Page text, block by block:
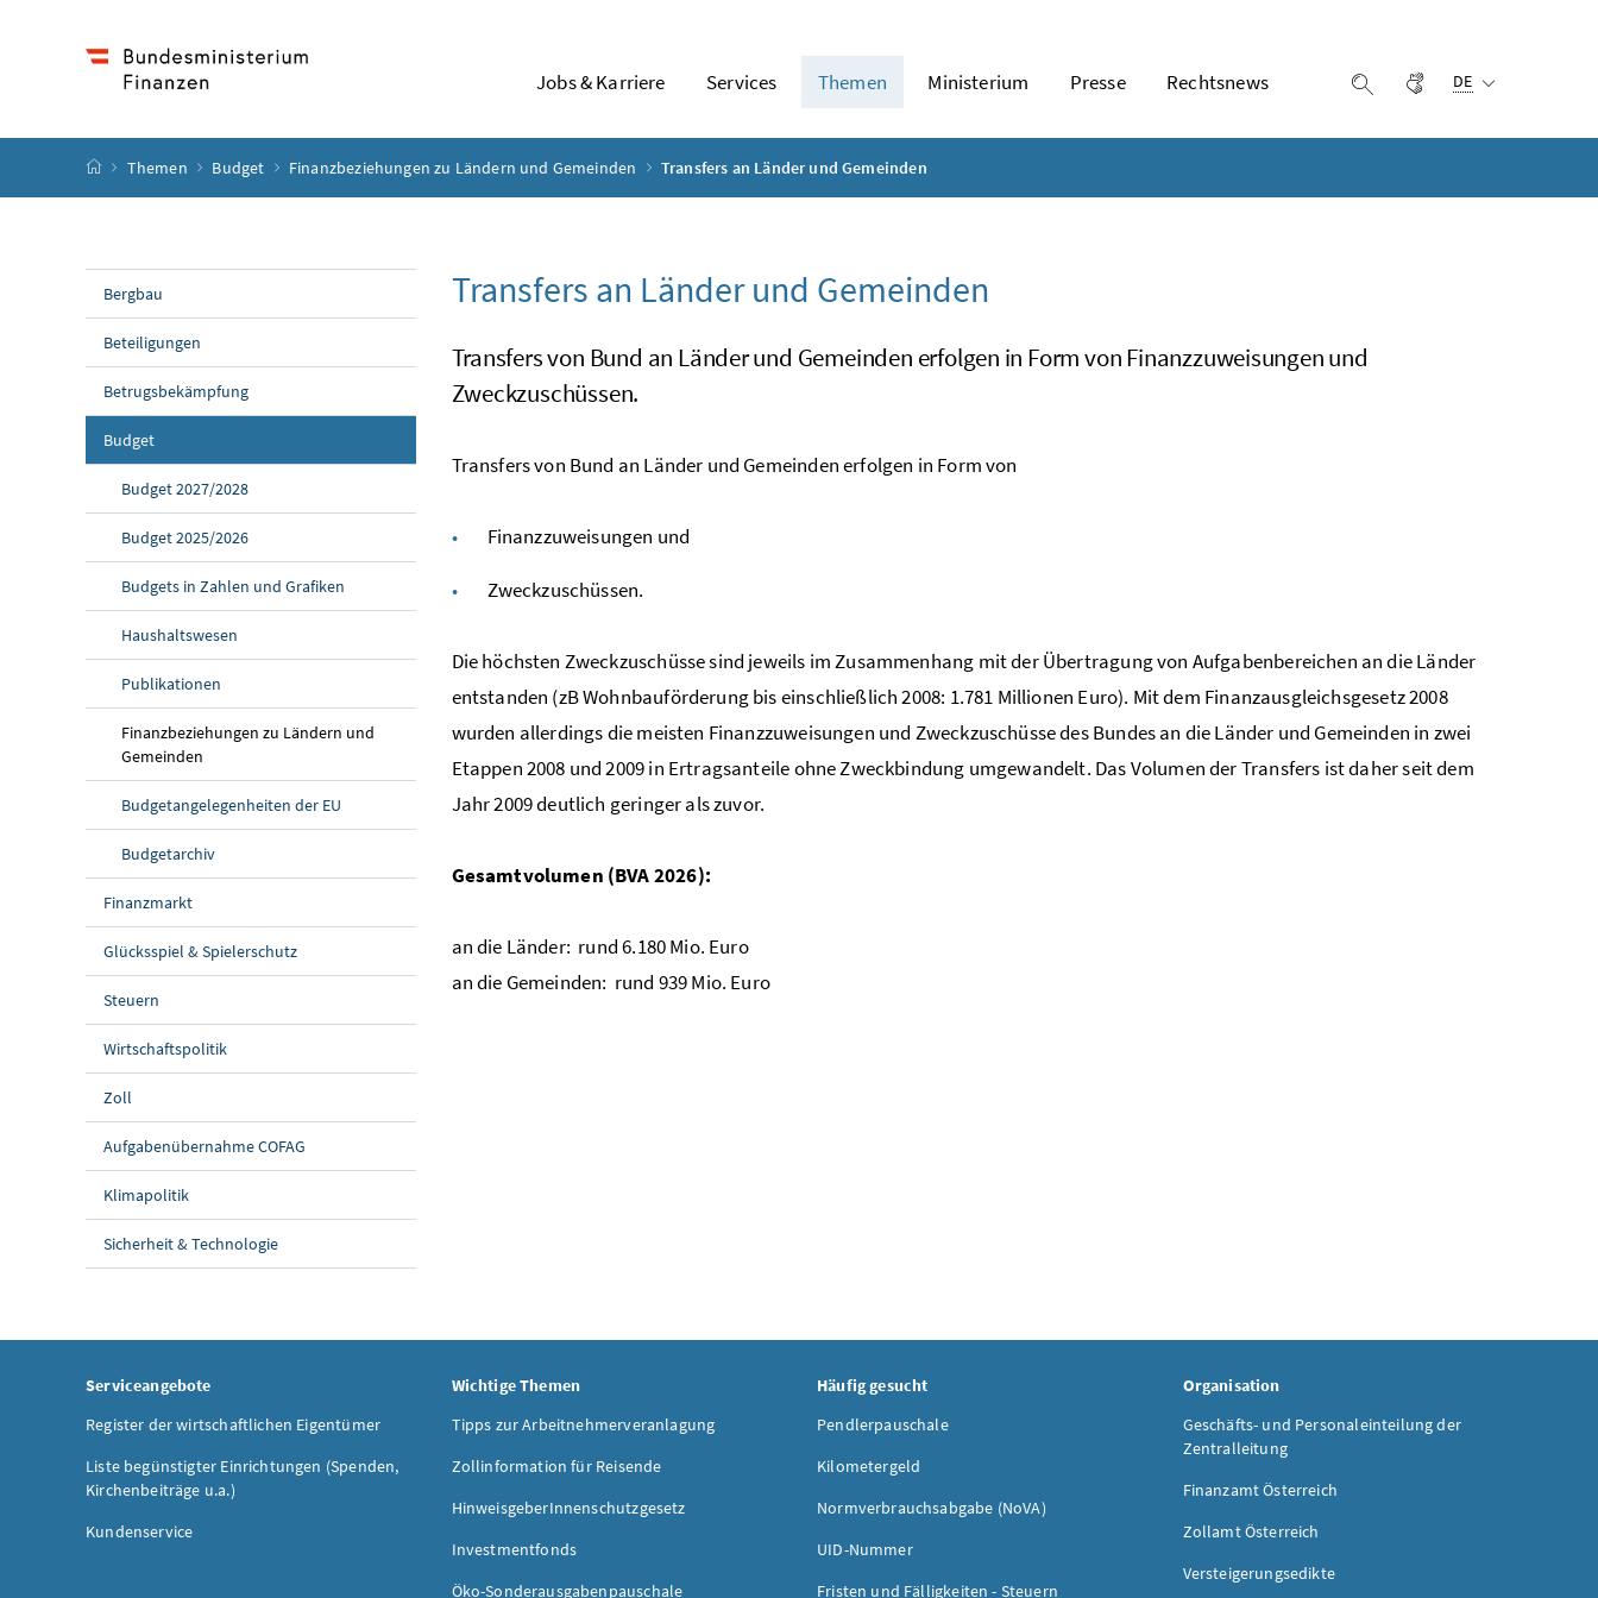
Jobs & Karriere Services Themen Ministerium Presse Rechtsnews Suche einblenden
Gebärdensprache
DE
Startseite
Themen Budget Finanzbeziehungen zu Ländern und Gemeinden Transfers an Länder und Gemeinden
Bergbau
Beteiligungen
Betrugsbekämpfung
Budget
Budget 2027/2028
Budget 2025/2026
Budgets in Zahlen und Grafiken
Haushaltswesen
Publikationen
Finanzbeziehungen zu Ländern und
Gemeinden
Budgetangelegenheiten der EU
Budgetarchiv
Finanzmarkt
Glücksspiel & Spielerschutz
Steuern
Wirtschaftspolitik
Zoll
Aufgabenübernahme COFAG
Klimapolitik
Sicherheit & Technologie
Transfers an Länder und Gemeinden
Transfers von Bund an Länder und Gemeinden erfolgen in Form von Finanzzuweisungen und
Zweckzuschüssen.
Transfers von Bund an Länder und Gemeinden erfolgen in Form von
Finanzzuweisungen und
Zweckzuschüssen.
Die höchsten Zweckzuschüsse sind jeweils im Zusammenhang mit der Übertragung von Aufgabenbereichen an die Länder
entstanden (zB Wohnbauförderung bis einschließlich 2008: 1.781 Millionen Euro). Mit dem Finanzausgleichsgesetz 2008
wurden allerdings die meisten Finanzzuweisungen und Zweckzuschüsse des Bundes an die Länder und Gemeinden in zwei
Etappen 2008 und 2009 in Ertragsanteile ohne Zweckbindung umgewandelt. Das Volumen der Transfers ist daher seit dem
Jahr 2009 deutlich geringer als zuvor.
Gesamtvolumen (BVA 2026):
an die Länder: rund 6.180 Mio. Euro
an die Gemeinden: rund 939 Mio. Euro
Serviceangebote
Register der wirtschaftlichen Eigentümer
Liste begünstigter Einrichtungen (Spenden,
Kirchenbeiträge u.a.)
Kundenservice
Wichtige Themen
Tipps zur Arbeitnehmerveranlagung
Zollinformation für Reisende
HinweisgeberInnenschutzgesetz
Investmentfonds
Öko-Sonderausgabenpauschale
Häufig gesucht
Pendlerpauschale
Kilometergeld
Normverbrauchsabgabe (NoVA)
UID-Nummer
Fristen und Fälligkeiten - Steuern
Organisation
Geschäfts- und Personaleinteilung der
Zentralleitung
Finanzamt Österreich
Zollamt Österreich
Versteigerungsedikte